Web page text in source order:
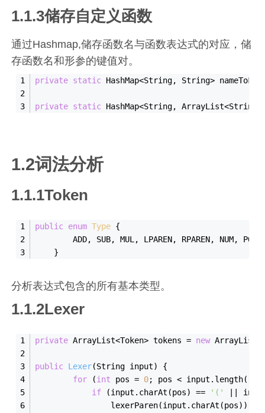
1.1.3储存自定义函数
通过Hashmap,储存函数名与函数表达式的对应，储
存函数名和形参的键值对。
private static HashMap<String, String>
private static HashMap<String,
1.2词法分析
1.1.1Token
public enum Type {
ADD, SUB, MUL, LPAREN, RPAREN, NUM,
    }
分析表达式包含的所有基本类型。
1.1.2Lexer
private ArrayList<Token> tokens = new
public Lexer(String input)
{
for (int pos = 0; pos <
if (input.charAt(pos) == '('
||
                lexerParen(input.charAt(pos));